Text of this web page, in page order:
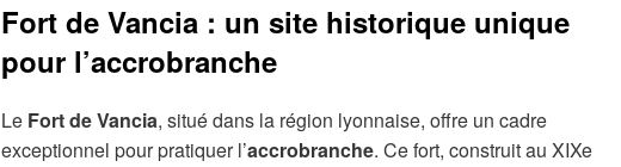
Fort de Vancia : un site historique unique
pour l’accrobranche
Le Fort de Vancia, situé dans la région lyonnaise, offre un cadre
exceptionnel pour pratiquer l’accrobranche. Ce fort, construit au XIXe